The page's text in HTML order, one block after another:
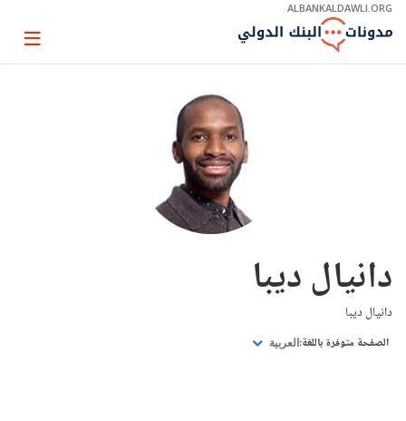
Skip
Main
ALBANKALDAWLI.ORG
Page
دانيال ديبا
دانيال ديبا
الصفحة متوفرة باللغة: العربية